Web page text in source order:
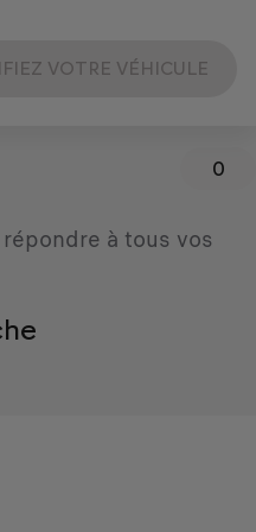
VOTRE VÉHICULE
0
à tous vos